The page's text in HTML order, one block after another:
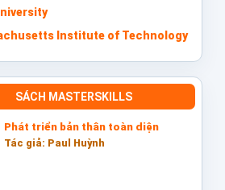
Institute of Technology
SÁCH MASTERSKILLS
Phát triển bản thân toàn diện
Tác giả: Paul Huỳnh